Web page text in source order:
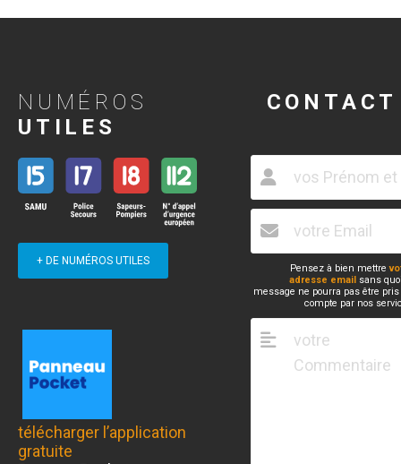
NUMÉROS
UTILES
+ DE NUMÉROS UTILES
télécharger l’application
gratuite
CONTACT
Pensez à bien mettre
adresse email sans
message ne pourra pas être
compte par nos